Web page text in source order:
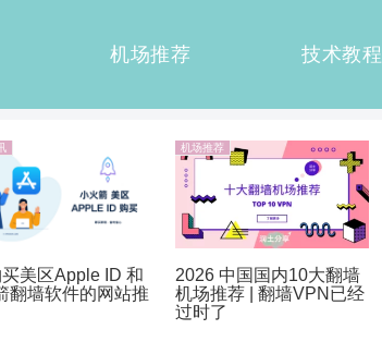
机场推荐 技术教程
美区Apple ID 和
翻墙软件的网站推
机场推荐
2026 中国国内10大翻墙
机场推荐 | 翻墙VPN已经
过时了